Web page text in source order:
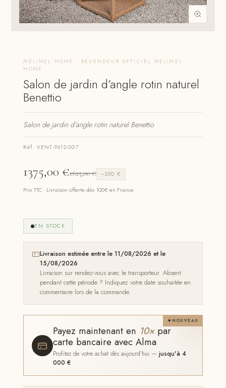
MELIMEL HOME · REVENDEUR OFFICIEL MELIMEL
HOME
Salon de jardin d’angle rotin naturel
Benettio
Salon de jardin d’angle rotin naturel Benettio
Réf. VENT-9612-007
1375,00 €1625,00€ −250 €
Prix TTC · Livraison offerte dès 100€ en France
EN STOCK
Livraison estimée entre le 11/08/2026 et le
15/08/2026
Livraison sur rendez-vous avec le transporteur. Absent
pendant cette période ? Indiquez votre date souhaitée en
commentaire lors de la commande.
NOUVEAU
Payez maintenant en 10×par
carte bancaire avec Alma
Profitez de votre achat dès aujourd'hui —jusqu'à 4
000 €